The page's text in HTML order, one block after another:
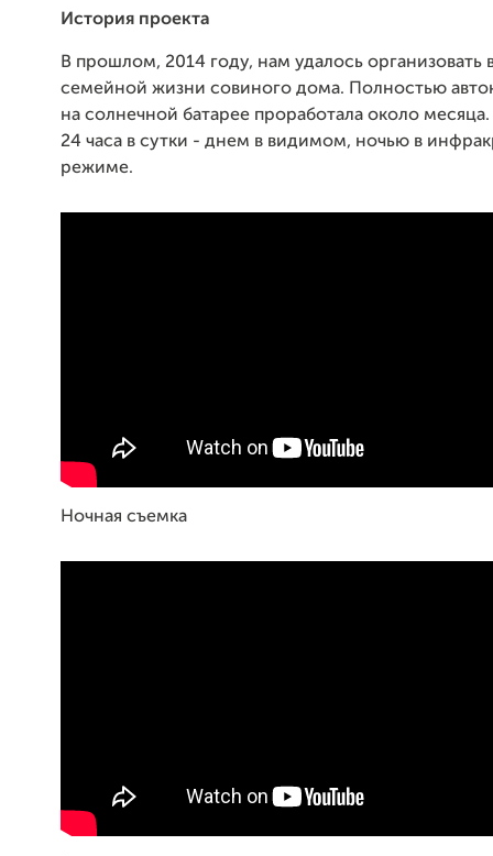
История проекта
В прошлом, 2014 году, нам удалось организовать
семейной жизни совиного дома. Полностью
на солнечной батарее проработала около месяца.
24 часа в сутки - днем в видимом, ночью в
режиме.
Ночная съемка